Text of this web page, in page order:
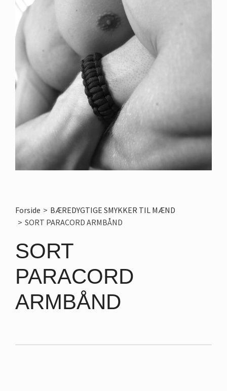
Forside > BÆREDYGTIGE SMYKKER TIL MÆND
> SORT PARACORD ARMBÅND
SORT
PARACORD
ARMBÅND